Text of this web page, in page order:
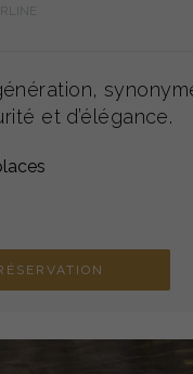
et d’élégance.